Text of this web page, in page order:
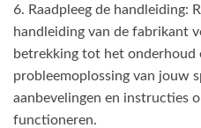
6. Raadpleeg de handleiding:
handleiding van de fabrikant
betrekking tot het onderhoud
probleemoplossing van jouw
aanbevelingen en instructies
functioneren.